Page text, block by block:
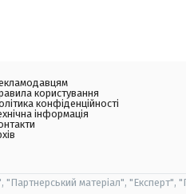
користування
конфіденційності
інформація
"Партнерський матеріал", "Експерт",